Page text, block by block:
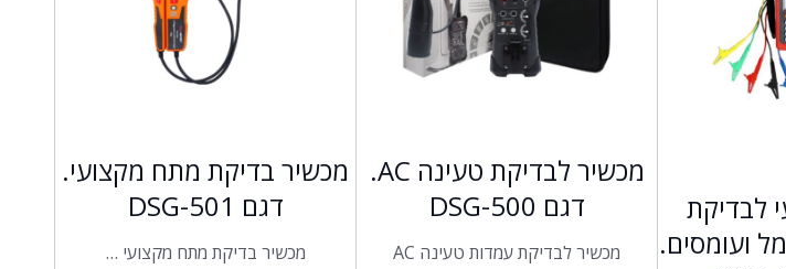
לבדיקת
ועומסים.
מכשיר לבדיקת טעינה AC.
דגם DSG-500
מכשיר לבדיקת עמדות טעינה AC
מכשיר בדיקת מתח מקצועי.
דגם DSG-501
מכשיר בדיקת מתח מקצועי …